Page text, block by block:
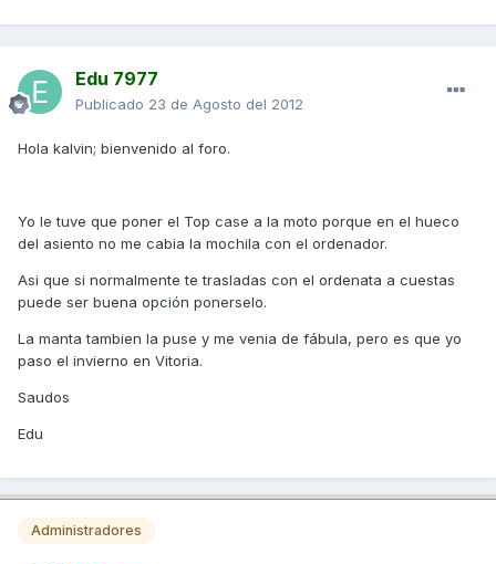
Edu 7977
Publicado 23 de Agosto del 2012
Hola kalvin; bienvenido al foro.
Yo le tuve que poner el Top case a la moto porque en el hueco
del asiento no me cabia la mochila con el ordenador.
Asi que si normalmente te trasladas con el ordenata a cuestas
puede ser buena opción ponerselo.
La manta tambien la puse y me venia de fábula, pero es que yo
paso el invierno en Vitoria.
Saudos
Edu
Administradores